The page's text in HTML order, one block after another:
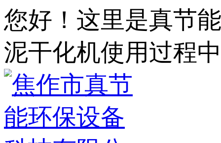
您好！这里是真节
泥干化机使用过程